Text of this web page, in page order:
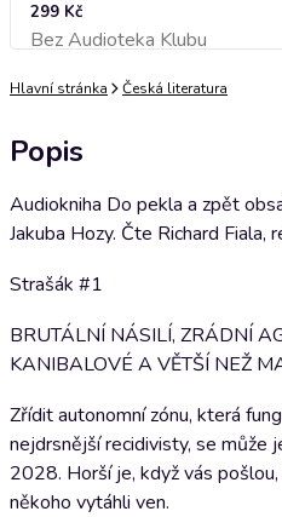
299 Kč
Bez Audioteka KlubuPřidat do
Hlavní stránka Česká literatura
Popis
Audiokniha Do pekla a zpět
Jakuba Hozy. Čte Richard Fiala,
Strašák #1
BRUTÁLNÍ NÁSILÍ, ZRÁDNÍ
KANIBALOVÉ A VĚTŠÍ NEŽ
Zřídit autonomní zónu, která
nejdrsnější recidivisty, se může
2028. Horší je, když vás
někoho vytáhli ven.